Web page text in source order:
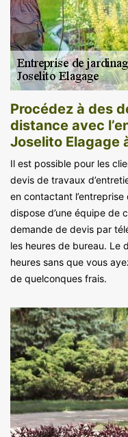
Procédez à des
distance avec
Joselito Elagage
Il est possible pour les
devis de travaux
en contactant
dispose d’une équipe de
demande de devis par
les heures de bureau. Le
heures sans que vous
de quelconques frais.